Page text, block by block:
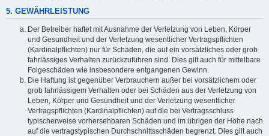
5. GEWÄHRLEISTUNG
Der Betreiber haftet mit Ausnahme der Verletzung von Leben, Körper
und Gesundheit und der Verletzung wesentlicher Vertragspflichten
(Kardinalpflichten) nur für Schäden, die auf ein vorsätzliches oder grob
fahrlässiges Verhalten zurückzuführen sind. Dies gilt auch für mittelbare
Folgeschäden wie insbesondere entgangenen Gewinn.
Die Haftung ist gegenüber Verbrauchern außer bei vorsätzlichem oder
grob fahrlässigem Verhalten oder bei Schäden aus der Verletzung von
Leben, Körper und Gesundheit und der Verletzung wesentlicher
Vertragspflichten (Kardinalpflichten) auf die bei Vertragsschluss
typischerweise vorhersehbaren Schäden und im übrigen der Höhe nach
auf die vertragstypischen Durchschnittsschäden begrenzt. Dies gilt auch